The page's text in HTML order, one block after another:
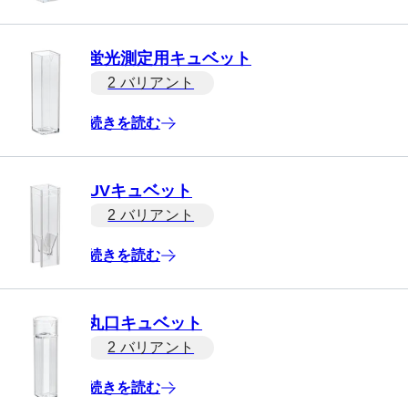
蛍光測定用キュベット
2 バリアント
続きを読む
UVキュベット
2 バリアント
続きを読む
丸口キュベット
2 バリアント
続きを読む